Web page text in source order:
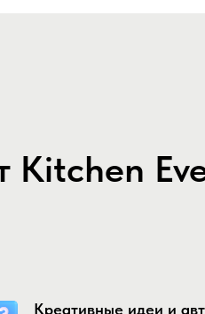
Креативные идеи и